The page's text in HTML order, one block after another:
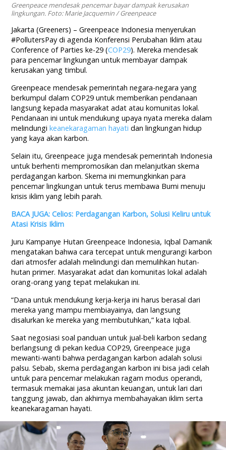
Greenpeace mendesak pencemar bayar dampak kerusakan
lingkungan. Foto: Marie Jacquemin / Greenpeace
Jakarta (Greeners) – Greenpeace Indonesia menyerukan
#PollutersPay di agenda Konferensi Perubahan Iklim atau
Conference of Parties ke-29 (COP29). Mereka mendesak
para pencemar lingkungan untuk membayar dampak
kerusakan yang timbul.
Greenpeace mendesak pemerintah negara-negara yang
berkumpul dalam COP29 untuk memberikan pendanaan
langsung kepada masyarakat adat atau komunitas lokal.
Pendanaan ini untuk mendukung upaya nyata mereka dalam
melindungikeanekaragaman hayati dan lingkungan hidup
yang kaya akan karbon.
Selain itu, Greenpeace juga mendesak pemerintah Indonesia
untuk berhenti mempromosikan dan melanjutkan skema
perdagangan karbon. Skema ini memungkinkan para
pencemar lingkungan untuk terus membawa Bumi menuju
krisis iklim yang lebih parah.
BACA JUGA: Celios: Perdagangan Karbon, Solusi Keliru untuk
Atasi Krisis Iklim
Juru Kampanye Hutan Greenpeace Indonesia, Iqbal Damanik
mengatakan bahwa cara tercepat untuk mengurangi karbon
dari atmosfer adalah melindungi dan memulihkan hutan-
hutan primer. Masyarakat adat dan komunitas lokal adalah
orang-orang yang tepat melakukan ini.
“Dana untuk mendukung kerja-kerja ini harus berasal dari
mereka yang mampu membiayainya, dan langsung
disalurkan ke mereka yang membutuhkan,” kata Iqbal.
Saat negosiasi soal panduan untuk jual-beli karbon sedang
berlangsung di pekan kedua COP29, Greenpeace juga
mewanti-wanti bahwa perdagangan karbon adalah solusi
palsu. Sebab, skema perdagangan karbon ini bisa jadi celah
untuk para pencemar melakukan ragam modus operandi,
termasuk memakai jasa akuntan keuangan, untuk lari dari
tanggung jawab, dan akhirnya membahayakan iklim serta
keanekaragaman hayati.